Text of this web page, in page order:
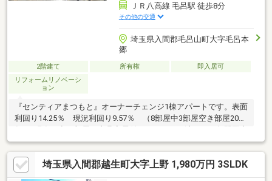
ＪＲ八高線 毛呂駅 徒歩8分
その他の交通
埼玉県入間郡毛呂山町大字毛呂本
郷
2階建て 所有権
即入居可
リフォームリノベーシ
ョン
『センティアまつもと』オーナーチェンジ1棟アパートです。表面
利回り14.25％ 現況利回り9.57％ （8部屋中3部屋空き部屋2026
資産税約57000円バストイレ別 内装ピカピカ 管理会社による
しっかりした管理空き部屋はお気軽に内見できます。２沿線以上
利用可、南面バルコニー、スーパー 徒歩10分以内、小学校 徒歩
10分以内、南向き、山が見える、ゴルフ場が近い、市街地が近
埼玉県入間郡越生町大字上野 1,980万円 3SLDK